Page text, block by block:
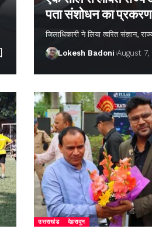
पता संशोधन का
जिलाधिकारी ने लिया त्वरित संज्ञान,
Lokesh Badoni August
उत्तराखंड देहरादून